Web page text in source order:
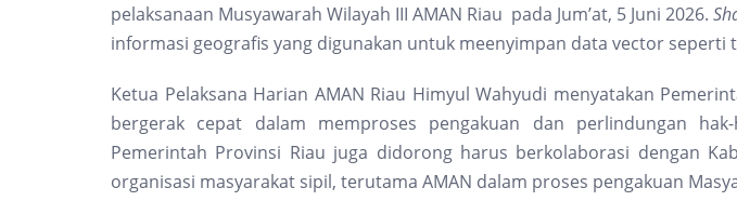
pelaksanaan Musyawarah Wilayah III AMAN Riau pada Jum’at, 5 Juni 2026.
informasi geografis yang digunakan untuk meenyimpan data vector seperti
Ketua Pelaksana Harian AMAN Riau Himyul Wahyudi menyatakan
bergerak cepat dalam memproses pengakuan dan perlindungan
Pemerintah Provinsi Riau juga didorong harus berkolaborasi dengan
organisasi masyarakat sipil, terutama AMAN dalam proses pengakuan